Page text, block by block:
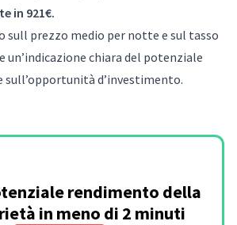
in 921€.
sull prezzo medio per notte e sul tasso
un’indicazione chiara del potenziale
sull’opportunità d’investimento.
rendimento della
in meno di 2 minuti